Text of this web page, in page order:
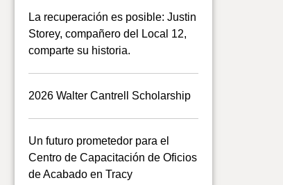
La recuperación es posible: Justin
Storey, compañero del Local 12,
comparte su historia.
2026 Walter Cantrell Scholarship
Un futuro prometedor para el
Centro de Capacitación de Oficios
de Acabado en Tracy